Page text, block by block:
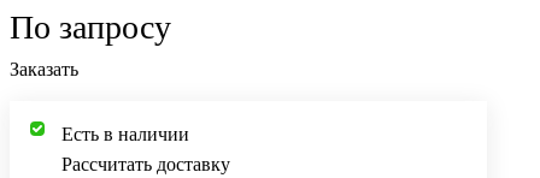
По запросу
Заказать
Есть в наличии
Рассчитать доставку